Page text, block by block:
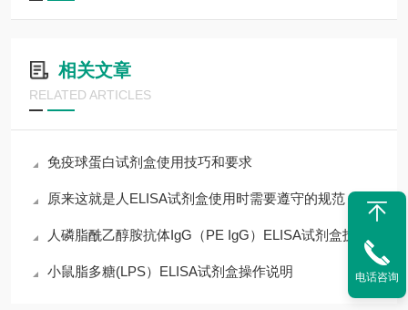
相关文章
RELATED ARTICLES
免疫球蛋白试剂盒使用技巧和要求
原来这就是人ELISA试剂盒使用时需要遵守的规范
人磷脂酰乙醇胺抗体IgG（PE IgG）ELISA试剂盒技术指导
小鼠脂多糖(LPS）ELISA试剂盒操作说明 电话咨询